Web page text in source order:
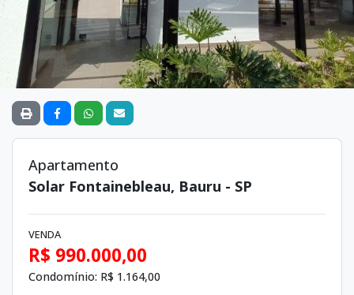
Apartamento
Solar Fontainebleau, Bauru - SP
VENDA
R$ 990.000,00
Condomínio: R$ 1.164,00